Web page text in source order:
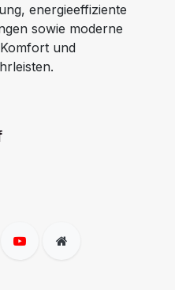
energieeffiziente
sowie moderne
und